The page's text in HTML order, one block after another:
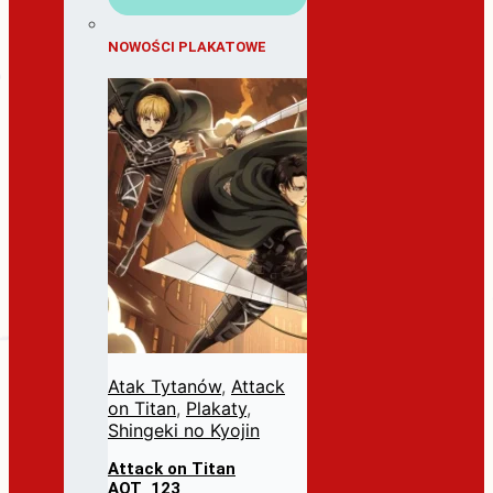
NOWOŚCI PLAKATOWE
Atak Tytanów, Attack
on Titan, Plakaty,
Shingeki no Kyojin
Attack on Titan
AOT_123